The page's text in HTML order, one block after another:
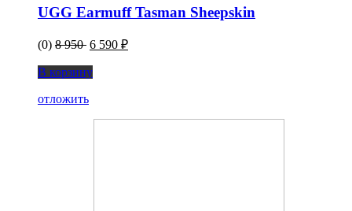
UGG Earmuff Tasman Sheepskin
(0) 8 950 6 590 ₽
В корзину
отложить